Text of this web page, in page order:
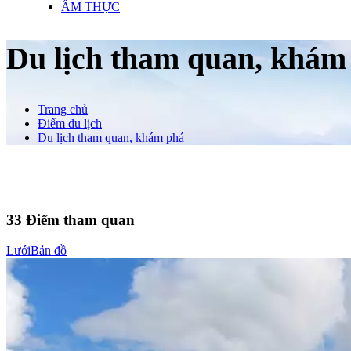
ẨM THỰC
Du lịch tham quan,
Trang chủ
Điểm du lịch
Du lịch tham quan, khám phá
33 Điểm tham quan
LướiBản đồ